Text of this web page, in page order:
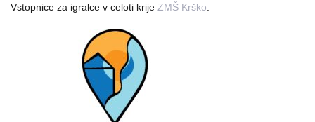
Vstopnice za igralce v celoti krije ZMŠ Krško